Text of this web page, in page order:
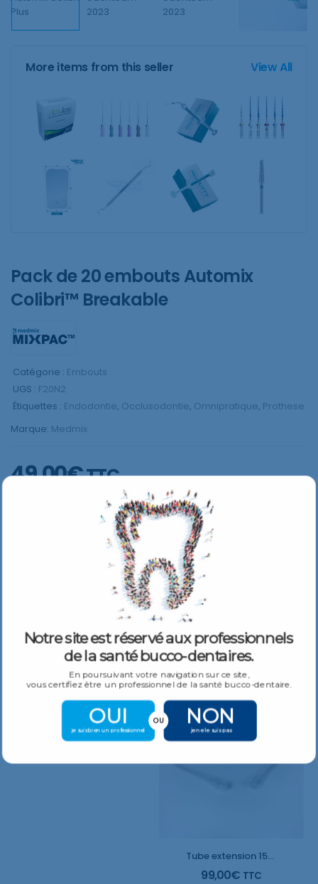
More items from this seller View All
Pack de 20 embouts Automix
Colibri™ Breakable
Catégorie : Embouts
UGS : F20N2
Étiquettes : Endodontie, Occlusodontie, Omnipratique, Prothese
Marque: Medmix
49,00€TTC
20 embouts Automix transparents directionnels – Breakable
AJOUTER AU PANIER
Produits Similaires Plus De Produits
OZONETTE dent O3 Injecteur
7 490,00€TTC
Tube extension 150 mm avec luer lock M – M (50 pieces)
99,00€ TTC
Notre site est réservé aux professionnels
de la santé bucco-dentaires.
En poursuivant votre navigation sur ce site,
vous certifiez être un professionnel de la santé bucco-dentaire.
OUI
je suis bien un professionnel
NON
je ne le suis pas
OU